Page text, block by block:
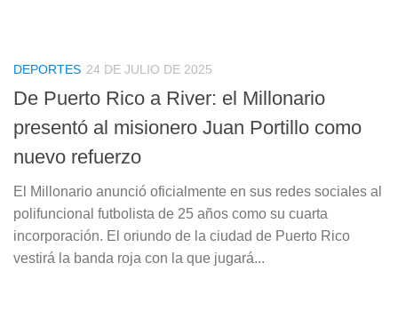
DEPORTES 24 DE JULIO DE 2025
De Puerto Rico a River: el Millonario
presentó al misionero Juan Portillo como
nuevo refuerzo
El Millonario anunció oficialmente en sus redes sociales al
polifuncional futbolista de 25 años como su cuarta
incorporación. El oriundo de la ciudad de Puerto Rico
vestirá la banda roja con la que jugará...